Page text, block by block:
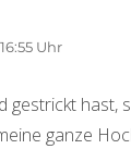
Uhr
gestrickt hast,
ganze